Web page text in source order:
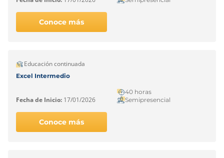
Conoce más
Educación continuada
Excel Intermedio
Fecha de Inicio: 17/01/2026
40 horas
Semipresencial
Conoce más